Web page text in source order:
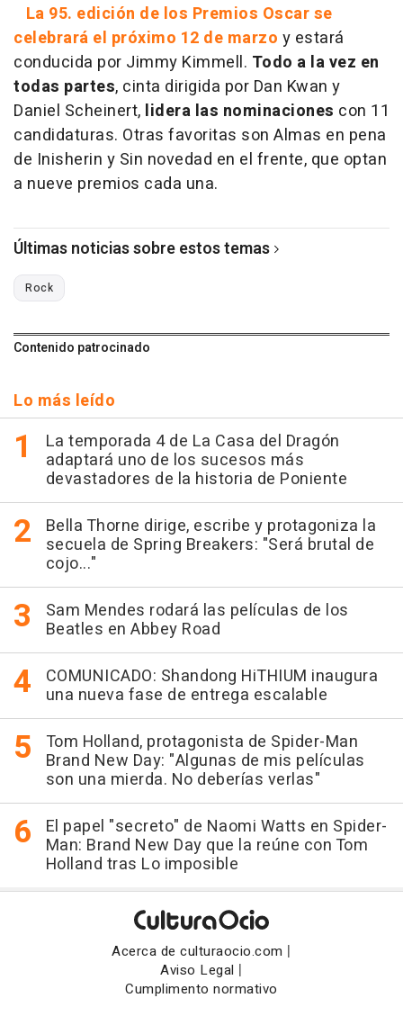
La 95. edición de los Premios Oscar se
celebrará el próximo 12 de marzo y estará
conducida por Jimmy Kimmell. Todo a la vez en
todas partes, cinta dirigida por Dan Kwan y
Daniel Scheinert, lidera las nominaciones con 11
candidaturas. Otras favoritas son Almas en pena
de Inisherin y Sin novedad en el frente, que optan
a nueve premios cada una.
Últimas noticias sobre estos temas
Rock
Contenido patrocinado
Lo más leído
La temporada 4 de La Casa del Dragón
adaptará uno de los sucesos más
devastadores de la historia de Poniente
Bella Thorne dirige, escribe y protagoniza la
secuela de Spring Breakers: "Será brutal de
cojo..."
Sam Mendes rodará las películas de los
Beatles en Abbey Road
COMUNICADO: Shandong HiTHIUM inaugura
una nueva fase de entrega escalable
Tom Holland, protagonista de Spider-Man
Brand New Day: "Algunas de mis películas
son una mierda. No deberías verlas"
El papel "secreto" de Naomi Watts en Spider-
Man: Brand New Day que la reúne con Tom
Holland tras Lo imposible
Acerca de culturaocio.com |
Aviso Legal |
Cumplimento normativo